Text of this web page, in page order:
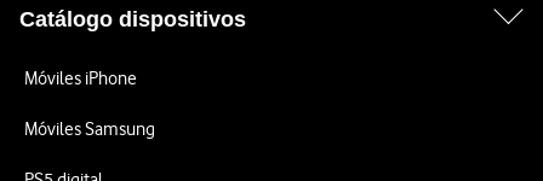
Catálogo dispositivos
Móviles iPhone
Móviles Samsung